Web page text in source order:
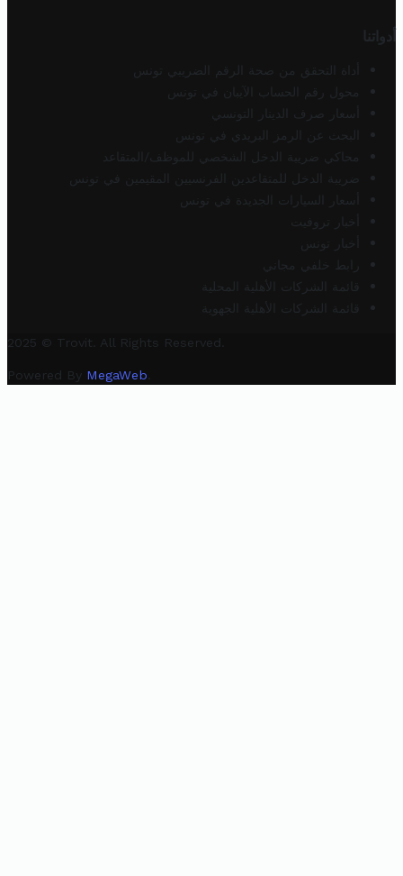
أدواتنا
أداة التحقق من صحة الرقم الضريبي تونس
محول رقم الحساب الآيبان في تونس
أسعار صرف الدينار التونسي
البحث عن الرمز البريدي في تونس
محاكي ضريبة الدخل الشخصي للموظف/المتقاعد
ضريبة الدخل للمتقاعدين الفرنسيين المقيمين في تونس
أسعار السيارات الجديدة في تونس
أخبار تروفيت
أخبار تونس
رابط خلفي مجاني
قائمة الشركات الأهلية المحلية
قائمة الشركات الأهلية الجهوية
2025 © Trovit. All Rights Reserved.
Powered By MegaWeb